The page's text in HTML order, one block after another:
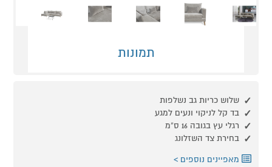
תמונות
שלוש כריות גב נשלפות
בד קל לניקוי ונעים למגע
רגלי עץ בגובה 16 ס”מ
בחירת צד השזלונג
מאפיינים נוספים